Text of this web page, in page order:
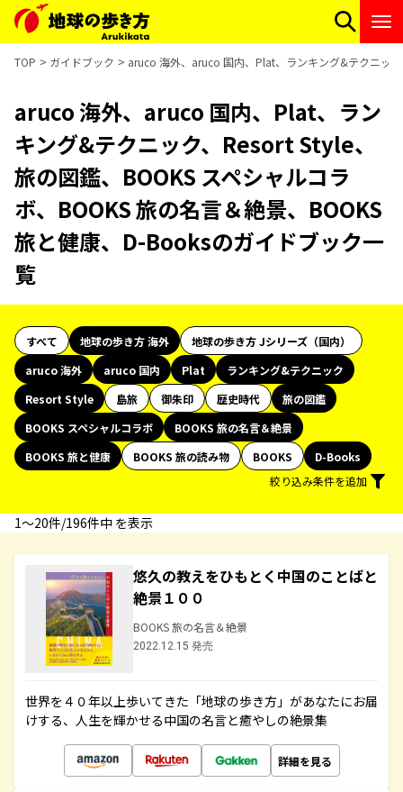
TOP ガイドブック aruco 海外、aruco 国内、Plat、ランキング&テクニッ
aruco 海外、aruco 国内、Plat、ラン
キング&テクニック、Resort Style、
旅の図鑑、BOOKS スペシャルコラ
ボ、BOOKS 旅の名言＆絶景、BOOKS
旅と健康、D-Booksのガイドブック一
覧
すべて 地球の歩き方 海外
地球の歩き方 Jシリーズ（国内）
aruco 海外
aruco 国内 Plat
ランキング&テクニック
Resort Style
島旅 御朱印 歴史時代
旅の図鑑
BOOKS スペシャルコラボ
BOOKS 旅の名言＆絶景
BOOKS 旅と健康
BOOKS 旅の読み物 BOOKS
D-Books
絞り込み条件を追加
1〜20件/196件中 を表示
悠久の教えをひもとく中国のことばと
絶景１００
BOOKS 旅の名言＆絶景
2022.12.15 発売
世界を４０年以上歩いてきた「地球の歩き方」があなたにお届
けする、人生を輝かせる中国の名言と癒やしの絶景集
詳細を見る